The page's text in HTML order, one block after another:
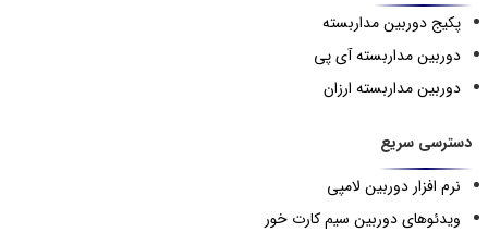
پکیج دوربین مداربسته
دوربین مداربسته آی پی
دوربین مداربسته ارزان
دسترسی سریع
نرم افزار دوربین لامپی
ویدئوهای دوربین سیم کارت خور